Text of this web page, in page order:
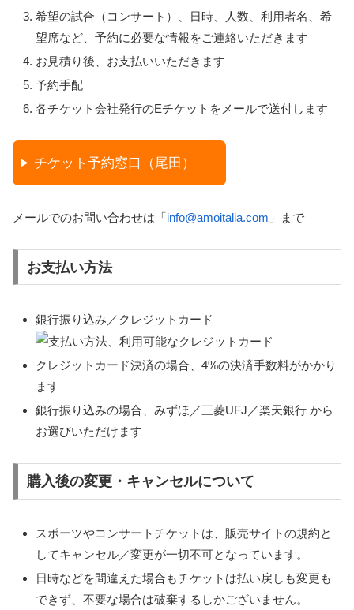
希望の試合（コンサート）、日時、人数、利用者名、希
望席など、予約に必要な情報をご連絡いただきます
お見積り後、お支払いいただきます
予約手配
各チケット会社発行のEチケットをメールで送付します
チケット予約窓口（尾田）
メールでのお問い合わせは「info@amoitalia.com 」まで
お支払い方法
銀行振り込み／クレジットカード
クレジットカード決済の場合、4%の決済手数料がかかり
ます
銀行振り込みの場合、みずほ／三菱UFJ／楽天銀行 から
お選びいただけます
購入後の変更・キャンセルについて
スポーツやコンサートチケットは、販売サイトの規約と
してキャンセル／変更が一切不可となっています。
日時などを間違えた場合もチケットは払い戻しも変更も
できず、不要な場合は破棄するしかございません。